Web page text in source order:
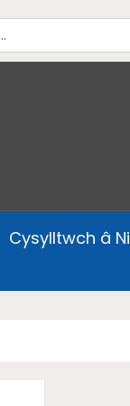
Cysylltwch â Ni